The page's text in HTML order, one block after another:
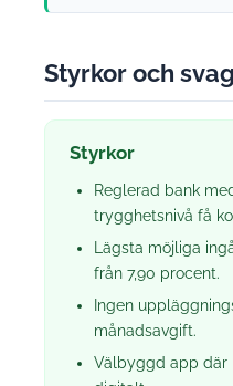
Styrkor och
Styrkor
Reglerad bank
trygghetsnivå få
Lägsta möjliga
från 7,90 procent.
Ingen
månadsavgift.
Välbyggd app där